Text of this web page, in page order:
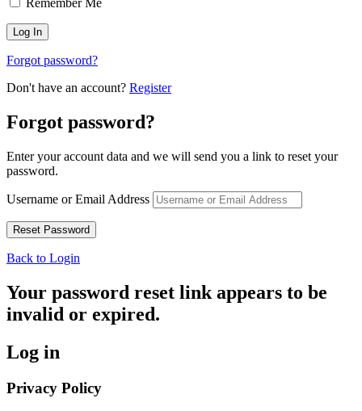
Remember Me
Forgot password?
Don't have an account? Register
Forgot password?
Enter your account data and we will send you a link to reset your
password.
Username or Email Address
Back to Login
Your password reset link appears to be
invalid or expired.
Log in
Privacy Policy